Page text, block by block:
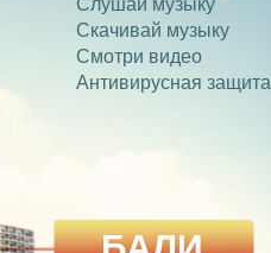
Слушай музыку
Скачивай музыку
Смотри видео
Антивирусная защита